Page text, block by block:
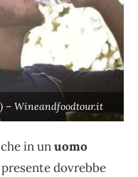
– Wineandfoodtour.it
in unuomo
dovrebbe